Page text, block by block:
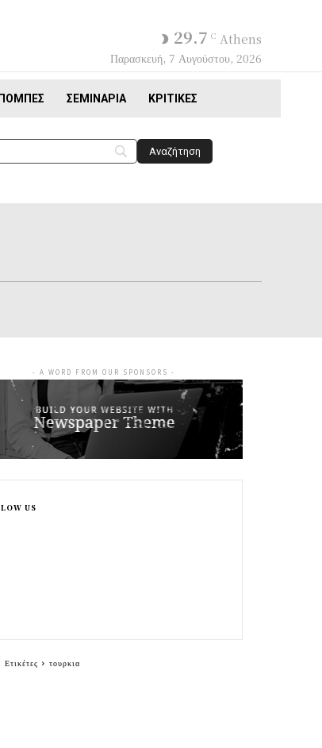
29.7 C Athens
Παρασκευή, 7 Αυγούστου, 2026
ΣΕΜΙΝΆΡΙΑ ΚΡΙΤΙΚΈΣ
- A WORD FROM OUR SPONSORS -
US
Ετικέτες τουρκια